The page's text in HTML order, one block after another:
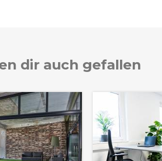
dir auch gefallen